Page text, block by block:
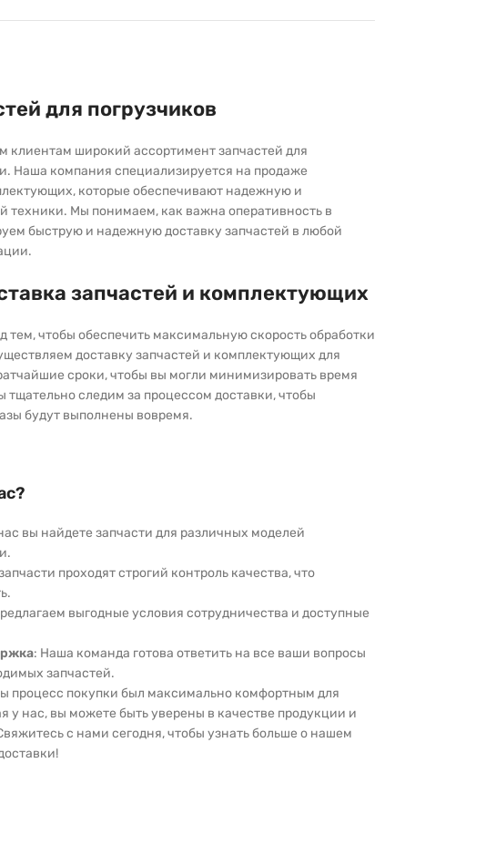
для погрузчиков
широкий ассортимент запчастей для
Наша компания специализируется на продаже
которые обеспечивают надежную и
техники. Мы понимаем, как важна оперативность в
быструю и надежную доставку запчастей в любой
запчастей и комплектующих
тем, чтобы обеспечить максимальную скорость обработки
доставку запчастей и комплектующих для
сроки, чтобы вы могли минимизировать время
следим за процессом доставки, чтобы
будут выполнены вовремя.
вы найдете запчасти для различных моделей
проходят строгий контроль качества, что
выгодные условия сотрудничества и доступные
: Наша команда готова ответить на все ваши вопросы
запчастей.
процесс покупки был максимально комфортным для
у нас, вы можете быть уверены в качестве продукции и
с нами сегодня, чтобы узнать больше о нашем